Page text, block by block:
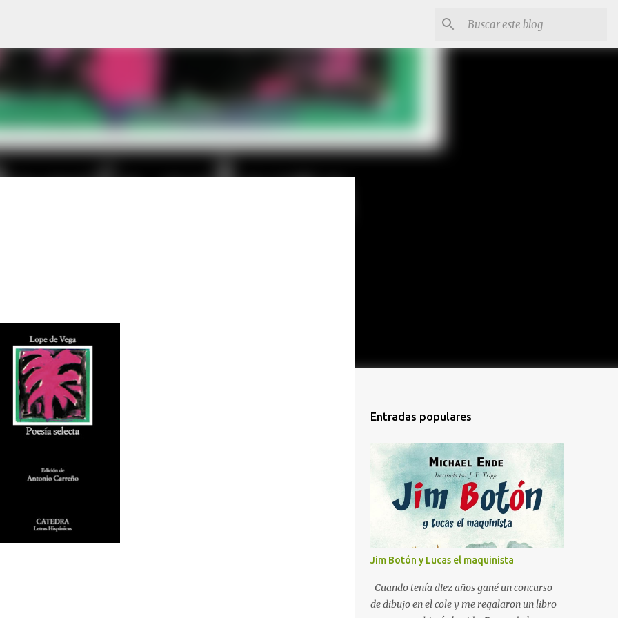
Entradas populares
Jim Botón y Lucas el maquinista
Cuando tenía diez años gané un concurso
de dibujo en el cole y me regalaron un libro